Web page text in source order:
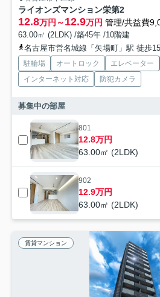
ライオンズマンション栄第2
12.8万円～12.9万円 管理/共益費
63.00㎡ (2LDK) /築45年 /10階建
名古屋市営名城線「矢場町」駅 徒歩
駐輪場 オートロック エレベーター
インターネット対応
防犯カメラ
募集中の部屋
801
12.8万円
63.00㎡ (2LDK)
902
12.9万円
63.00㎡ (2LDK)
賃貸マンション